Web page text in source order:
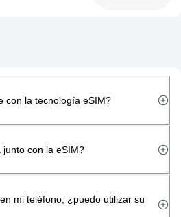
con la tecnología eSIM?
con la eSIM?
mi teléfono, ¿puedo utilizar su